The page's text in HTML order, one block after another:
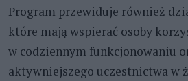
Program przewiduje również
które mają wspierać osoby
w codziennym funkcjonowaniu
aktywniejszego uczestnictwa w